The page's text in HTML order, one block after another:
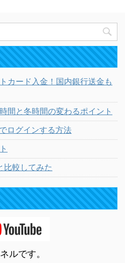
カード入金！国内銀行送金も
間と冬時間の変わるポイント
ログインする方法
比較してみた
ルです。